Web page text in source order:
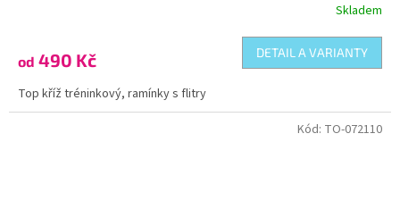
Skladem
od 490 Kč DETAIL A VARIANTY
Top kříž tréninkový, ramínky s flitry
Kód: TO-072110